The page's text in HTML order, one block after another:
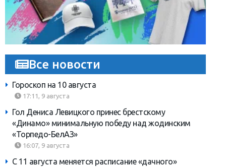
Все новости
Гороскоп на 10 августа
17:11, 9 августа
Гол Дениса Левицкого принес брестскому
«Динамо» минимальную победу над жодинским
«Торпедо-БелАЗ»
16:07, 9 августа
С 11 августа меняется расписание «дачного»